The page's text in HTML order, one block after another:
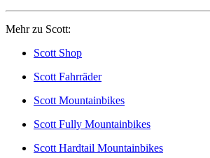
Mehr zu Scott:
Scott Shop
Scott Fahrräder
Scott Mountainbikes
Scott Fully Mountainbikes
Scott Hardtail Mountainbikes